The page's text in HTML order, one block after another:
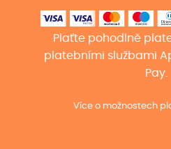
Plaťte pohodlně
platebními službami
Pay.
Více o možnostech